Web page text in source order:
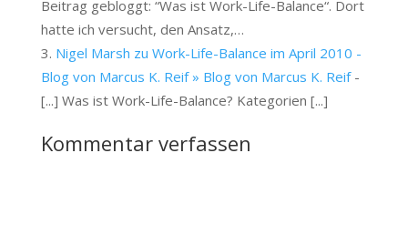
Beitrag gebloggt: “Was ist Work-Life-Balance“. Dort
hatte ich versucht, den Ansatz,…
Nigel Marsh zu Work-Life-Balance im April 2010 -
Blog von Marcus K. Reif » Blog von Marcus K. Reif-
[...] Was ist Work-Life-Balance? Kategorien [...]
Kommentar verfassen